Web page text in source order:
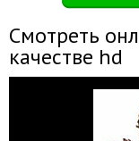
Смотреть
качестве hd